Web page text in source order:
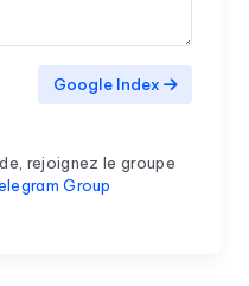
Google Index
rejoignez le groupe
Group